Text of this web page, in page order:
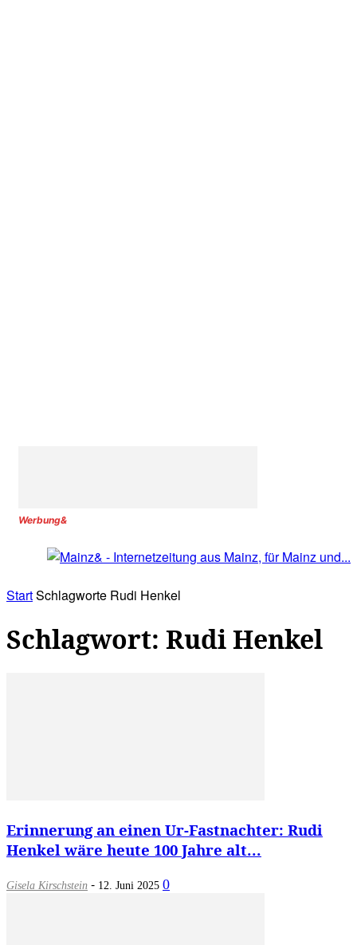
Werbung&
StartSchlagworte Rudi Henkel
Schlagwort: Rudi Henkel
Erinnerung an einen Ur-Fastnachter: Rudi
Henkel wäre heute 100 Jahre alt...
Gisela Kirschstein - 12. Juni 2025 0